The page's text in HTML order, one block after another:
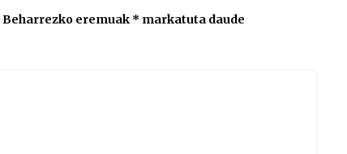
Beharrezko eremuak * markatuta daude